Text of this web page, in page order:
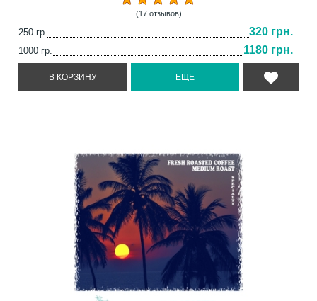
(17 отзывов)
250 гр. 320 грн.
1000 гр. 1180 грн.